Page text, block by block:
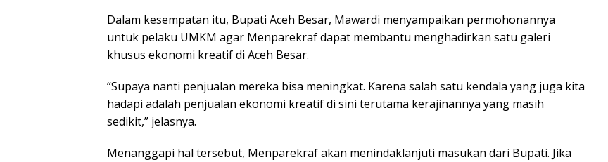
Dalam kesempatan itu, Bupati Aceh Besar, Mawardi menyampaikan permohonannya
untuk pelaku UMKM agar Menparekraf dapat membantu menghadirkan satu galeri
khusus ekonomi kreatif di Aceh Besar.
“Supaya nanti penjualan mereka bisa meningkat. Karena salah satu kendala yang juga kita
hadapi adalah penjualan ekonomi kreatif di sini terutama kerajinannya yang masih
sedikit,” jelasnya.
Menanggapi hal tersebut, Menparekraf akan menindaklanjuti masukan dari Bupati. Jika